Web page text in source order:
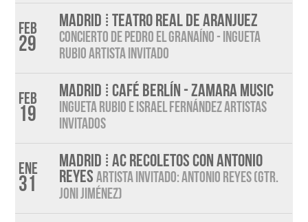
Feb
29
MADRID ⁞ TEATRO REAL DE ARANJUEZ
CONCIERTO DE PEDRO EL GRANAÍNO - INGUETA
RUBIO ARTISTA INVITADO
Feb
19
MADRID ⁞ CAFÉ BERLÍN - ZAMARA MUSIC
INGUETA RUBIO E ISRAEL FERNÁNDEZ ARTISTAS
INVITADOS
Ene
31
MADRID ⁞ AC RECOLETOS CON ANTONIO
REYES ARTISTA INVITADO: ANTONIO REYES (Gtr.
Joni Jiménez)